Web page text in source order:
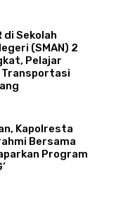
di Sekolah
(SMAN) 2
Pelajar
Transportasi
Kapolresta
Bersama
Program